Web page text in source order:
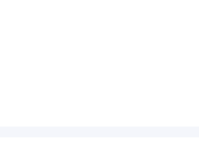
es superado por
a la Bratva.
lealtad hacía